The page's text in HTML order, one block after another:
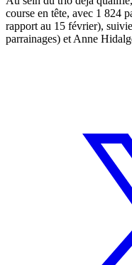
course en tête, avec 1 824
rapport au 15 février),
parrainages) et Anne